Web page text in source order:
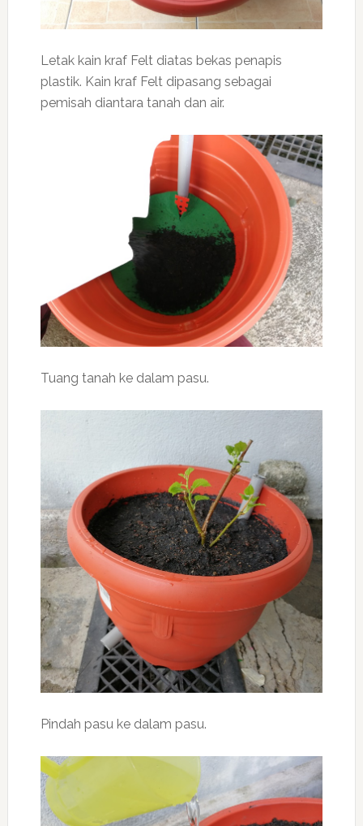
Letak kain kraf Felt diatas bekas penapis
plastik. Kain kraf Felt dipasang sebagai
pemisah diantara tanah dan air.
Tuang tanah ke dalam pasu.
Pindah pasu ke dalam pasu.